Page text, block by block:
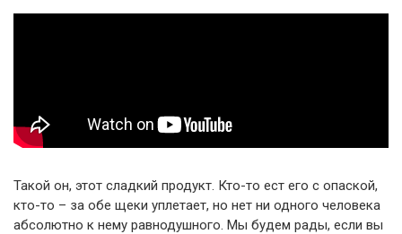
Такой он, этот сладкий продукт. Кто-то ест его с опаской,
кто-то – за обе щеки уплетает, но нет ни одного человека
абсолютно к нему равнодушного. Мы будем рады, если вы